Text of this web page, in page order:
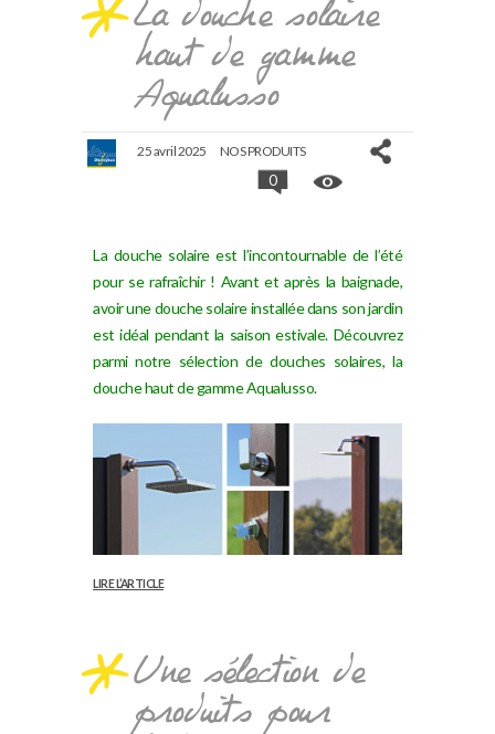
La douche solaire
haut de gamme
Aqualusso
25 avril 2025 NOS PRODUITS
0
La douche solaire est l’incontournable de l’été
pour se rafraîchir ! Avant et après la baignade,
avoir une douche solaire installée dans son jardin
est idéal pendant la saison estivale. Découvrez
parmi notre sélection de douches solaires, la
douche haut de gamme Aqualusso.
LIRE L’ARTICLE
Une sélection de
produits pour